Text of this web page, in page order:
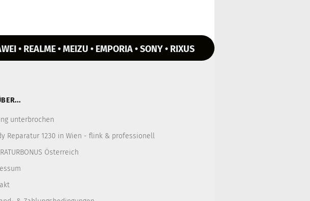
• REALME • MEIZU • EMPORIA • SONY • RIXUS
unterbrochen
Reparatur 1230 in Wien - flink & professionell
Österreich